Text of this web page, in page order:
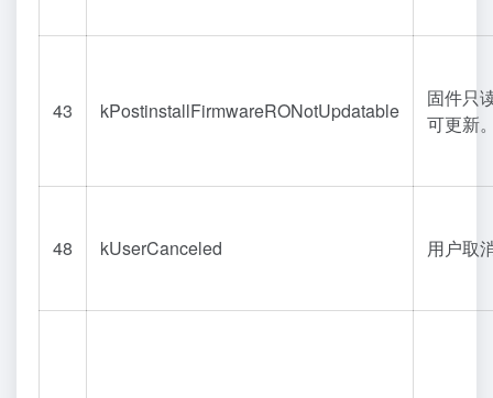
43 kPostinstallFirmwareRONotUpdatable
固件只
可更新
48 kUserCanceled 用户取